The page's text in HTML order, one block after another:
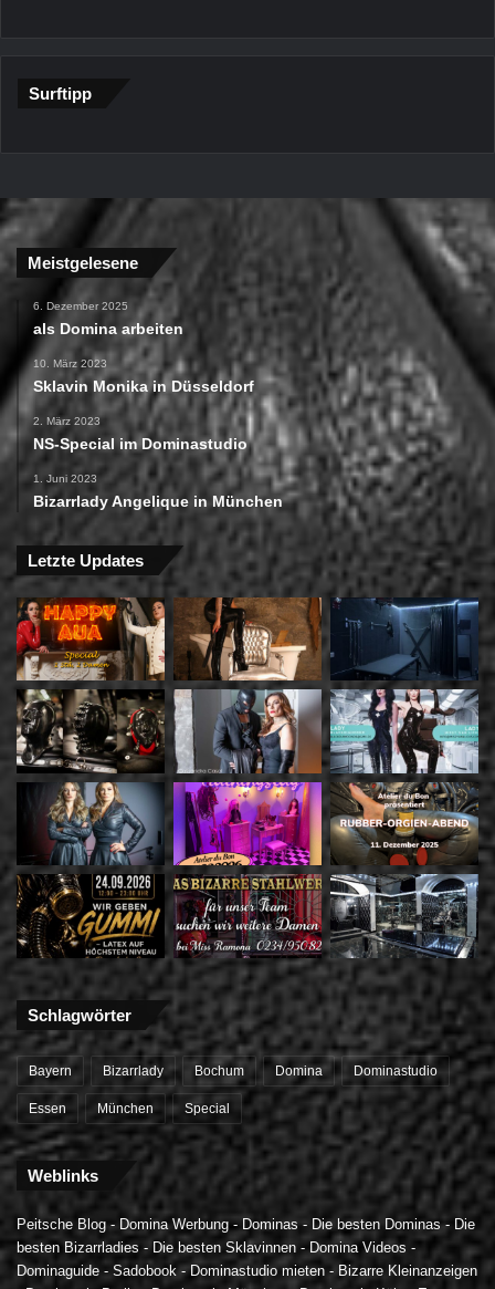
Surftipp
Meistgelesene
6. Dezember 2025
als Domina arbeiten
10. März 2023
Sklavin Monika in Düsseldorf
2. März 2023
NS-Special im Dominastudio
1. Juni 2023
Bizarrlady Angelique in München
Letzte Updates
Schlagwörter
Bayern Bizarrlady Bochum Domina Dominastudio
Essen München Special
Weblinks
Peitsche Blog- Domina Werbung- Dominas - Die besten Dominas- Die
besten Bizarrladies - Die besten Sklavinnen - Domina Videos -
Dominaguide - Sadobook -Dominastudio mieten - Bizarre Kleinanzeigen